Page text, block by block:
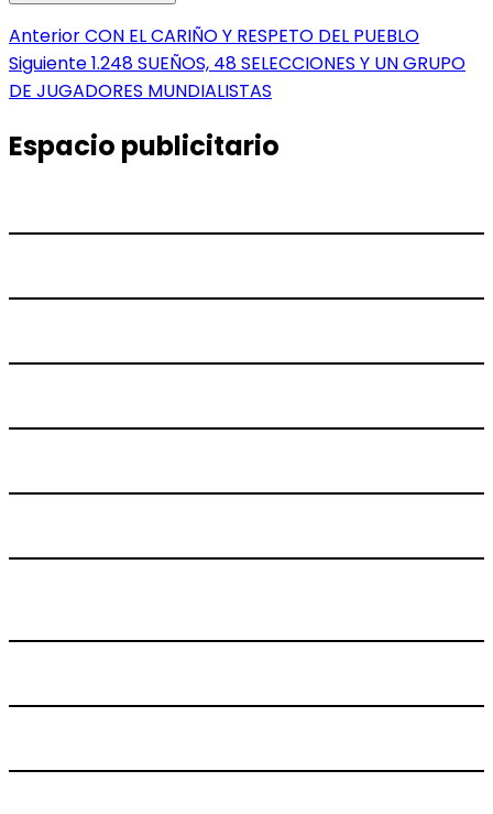
Navegación
de
AnteriorEntrada
anterior:
CON EL CARIÑO Y RESPETO DEL PUEBLO
SiguienteEntrada
siguiente:
1.248 SUEÑOS, 48 SELECCIONES Y UN GRUPO
DE JUGADORES MUNDIALISTAS
Espacio publicitario